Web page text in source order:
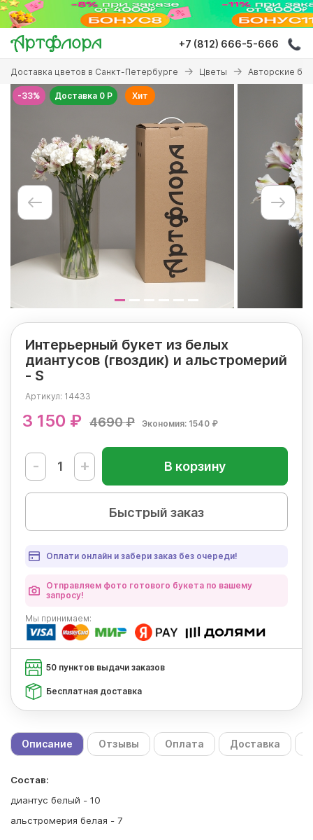
Перейти
основному
содержанию
+7 (812) 666-5-666
Вы
здесь
Доставка цветов в Санкт-Петербурге Цветы Авторские
-33% Доставка 0 Р Хит
Интерьерный букет из белых
диантусов (гвоздик) и альстромерий
- S
Артикул: 14433
3 150 ₽ 4690 ₽ Экономия: 1540 ₽
- + В корзину
Быстрый заказ
Оплати онлайн и забери заказ без очереди!
Отправляем фото готового букета по вашему
запросу!
Мы принимаем:
50 пунктов выдачи заказов
Бесплатная доставка
Описание Отзывы Оплата Доставка
Состав:
диантус белый - 10
альстромерия белая - 7